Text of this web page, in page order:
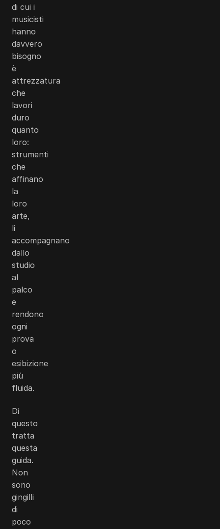
di cui i
musicisti
hanno
davvero
bisogno
è
attrezzatura
che
lavori
duro
quanto
loro:
strumenti
che
affinano
la
loro
arte,
li
accompagnano
dallo
studio
al
palco
e
rendono
ogni
prova
o
esibizione
più
fluida.
Di
questo
tratta
questa
guida.
Non
sono
gingilli
di
poco